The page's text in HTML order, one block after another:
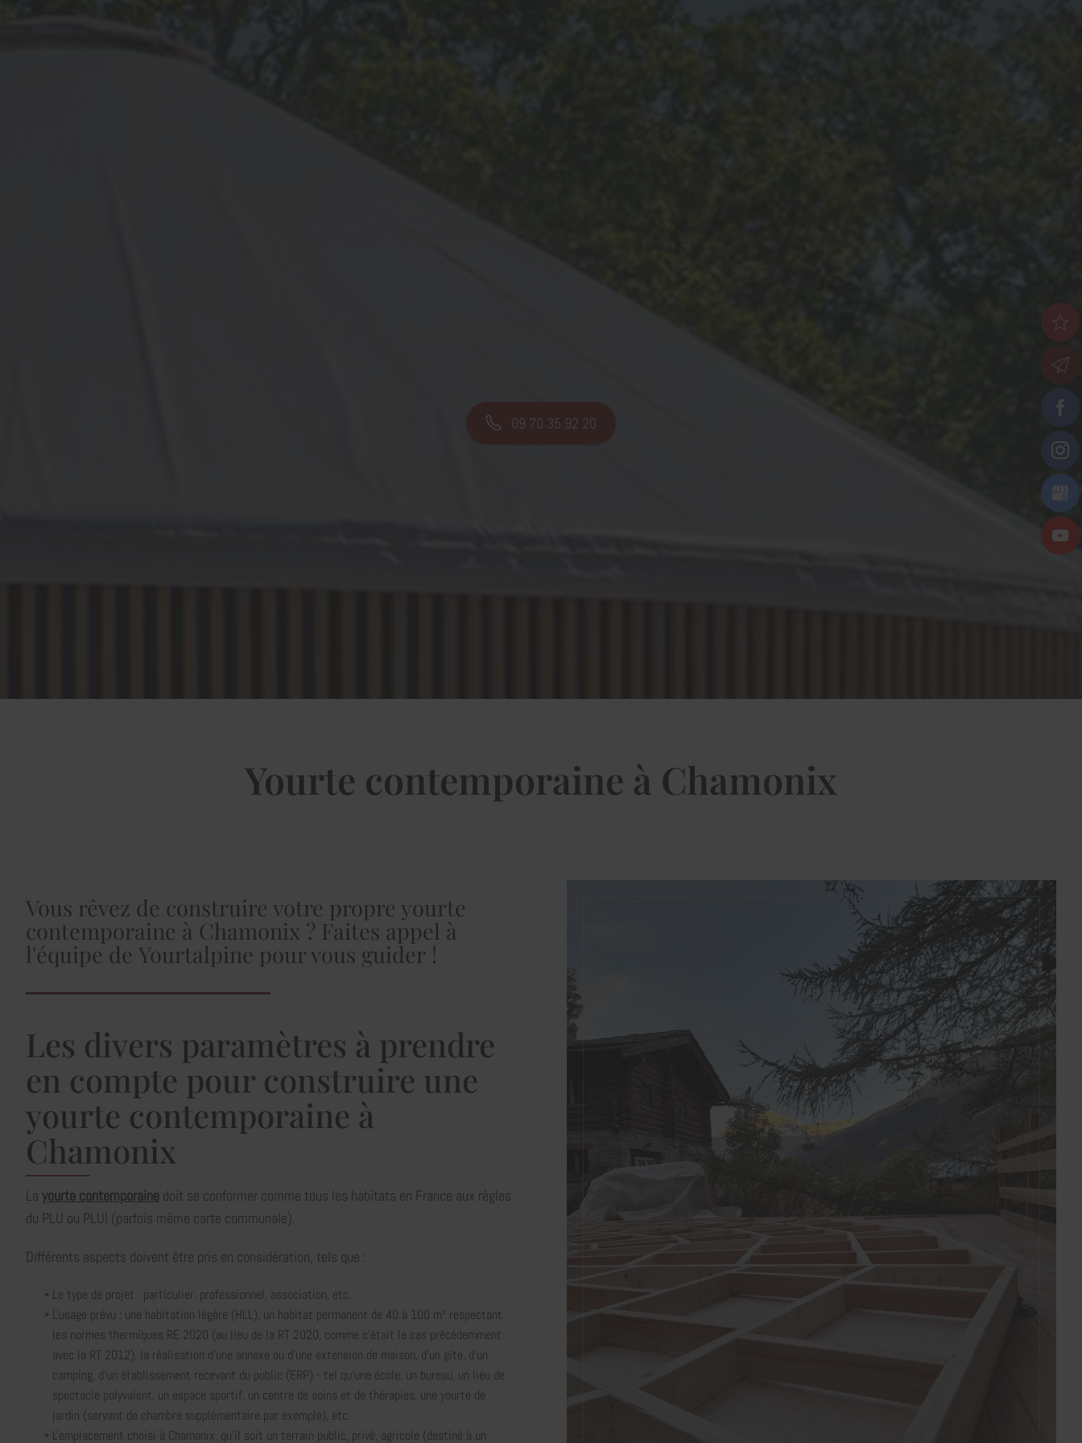
09 70 35 92 20
Yourte contemporaine à Chamonix
Vous rêvez de construire votre propre yourte
contemporaine à Chamonix ? Faites appel à
l'équipe de Yourtalpine pour vous guider !
Les divers paramètres à prendre
en compte pour construire une
yourte contemporaine à
Chamonix
La yourte contemporaine doit se conformer comme tous les habitats en France aux règles
du PLU ou PLUI (parfois même carte communale).
Différents aspects doivent être pris en considération, tels que :
Le type de projet : particulier, professionnel, association, etc.
L'usage prévu : une habitation légère (HLL), un habitat permanent de 40 à 100 m² respectant
les normes thermiques RE 2020 (au lieu de la RT 2020, comme c'était le cas précédemment
avec la RT 2012), la réalisation d'une annexe ou d'une extension de maison, d'un gîte, d'un
camping, d'un établissement recevant du public (ERP) - tel qu'une école, un bureau, un lieu de
spectacle polyvalent, un espace sportif, un centre de soins et de thérapies, une yourte de
jardin (servant de chambre supplémentaire par exemple), etc.
L'emplacement choisi à Chamonix, qu'il soit un terrain public, privé, agricole (destiné à un